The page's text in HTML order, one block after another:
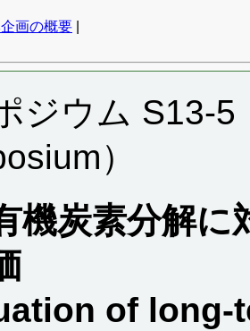
画の概要
ジウム S13-
）
機炭素分解に
of long-